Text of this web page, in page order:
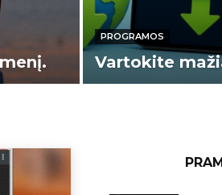
PROGRAMOS
Vartokite